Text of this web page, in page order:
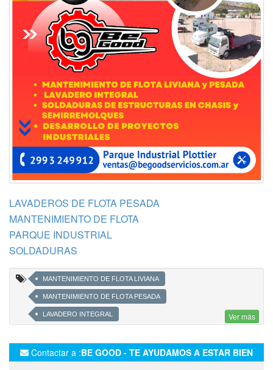
LAVADEROS DE FLOTA PESADA
MANTENIMIENTO DE FLOTA
PARQUE INDUSTRIAL
SOLDADURAS
MANTENIMIENTO DE FLOTA LIVIANA
MANTENIMIENTO DE FLOTA PESADA
LAVADERO INTEGRAL
SOLDADURAS DE ESTRUCTURAS EN SEMIRREMOLQUES
Ver más
Contactar a :BE GOOD - TE AYUDAMOS A ESTAR BIEN